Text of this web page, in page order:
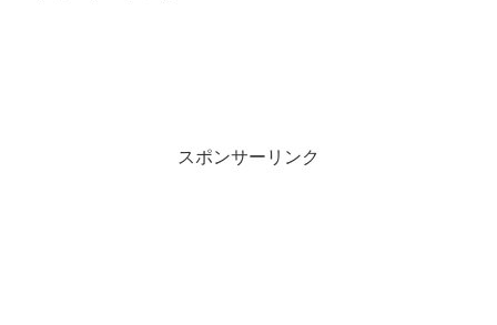
スポンサーリンク